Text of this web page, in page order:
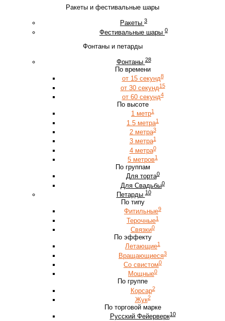
Ракеты и фестивальные шары
Ракеты 3
Фестивальные шары 0
Фонтаны и петарды
Фонтаны 28
По времени
от 15 секунд8
от 30 секунд15
от 60 секунд4
По высоте
1 метр1
1.5 метра1
2 метра3
3 метра1
4 метра0
5 метров1
По группам
Для торта0
Для Свадьбы0
Петарды 10
По типу
Фитильные9
Терочные1
Связки0
По эффекту
Летающие1
Вращающиеся3
Со свистом0
Мощные0
По группе
Корсар2
Жук2
По торговой марке
Русский Фейерверк10